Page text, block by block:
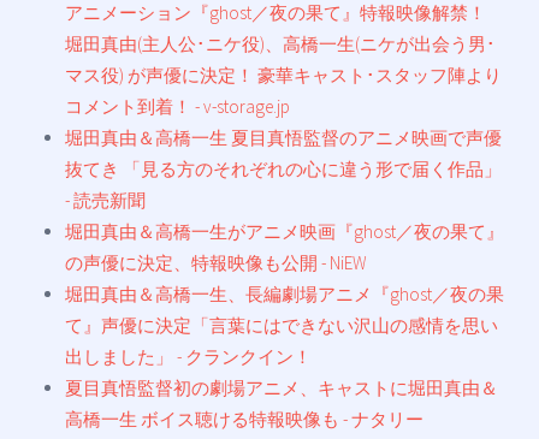
アニメーション『ghost／夜の果て』特報映像解禁！
堀田真由(主人公･ニケ役)、高橋一生(ニケが出会う男･
マス役) が声優に決定！ 豪華キャスト･スタッフ陣より
コメント到着！ - v-storage.jp
堀田真由＆高橋一生 夏目真悟監督のアニメ映画で声優
抜てき 「見る方のそれぞれの心に違う形で届く作品」
- 読売新聞
堀田真由＆高橋一生がアニメ映画『ghost／夜の果て』
の声優に決定、特報映像も公開 - NiEW
堀田真由＆高橋一生、長編劇場アニメ『ghost／夜の果
て』声優に決定「言葉にはできない沢山の感情を思い
出しました」 - クランクイン！
夏目真悟監督初の劇場アニメ、キャストに堀田真由＆
高橋一生 ボイス聴ける特報映像も - ナタリー